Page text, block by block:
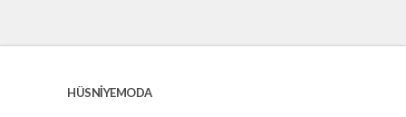
HÜSNIYEMODA